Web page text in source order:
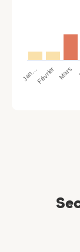
Jan…Février Mars